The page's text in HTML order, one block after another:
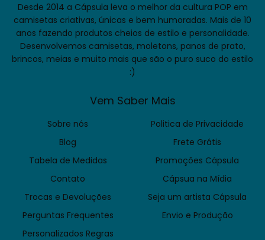
Desde 2014 a Cápsula leva o melhor da cultura POP em
camisetas criativas, únicas e bem humoradas. Mais de 10
anos fazendo produtos cheios de estilo e personalidade.
Desenvolvemos camisetas, moletons, panos de prato,
brincos, meias e muito mais que são o puro suco do estilo
:)
Vem Saber Mais
Sobre nós
Blog
Tabela de Medidas
Contato
Trocas e Devoluções
Perguntas Frequentes
Personalizados Regras
Politica de Privacidade
Frete Grátis
Promoções Cápsula
Cápsua na Mídia
Seja um artista Cápsula
Envio e Produção